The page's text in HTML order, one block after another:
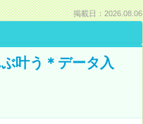
掲載日：2026.08.06
叶う＊データ入